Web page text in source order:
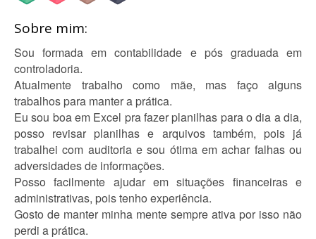
Sobre mim:
Sou formada em contabilidade e pós graduada em
controladoria.
Atualmente trabalho como mãe, mas faço alguns
trabalhos para manter a prática.
Eu sou boa em Excel pra fazer planilhas para o dia a dia,
posso revisar planilhas e arquivos também, pois já
trabalhei com auditoria e sou ótima em achar falhas ou
adversidades de informações.
Posso facilmente ajudar em situações financeiras e
administrativas, pois tenho experiência.
Gosto de manter minha mente sempre ativa por isso não
perdi a prática.